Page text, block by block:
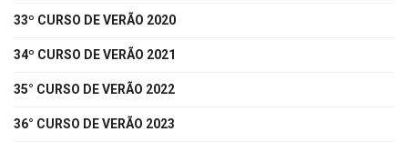
33º CURSO DE VERÃO 2020
34º CURSO DE VERÃO 2021
35° CURSO DE VERÃO 2022
36° CURSO DE VERÃO 2023